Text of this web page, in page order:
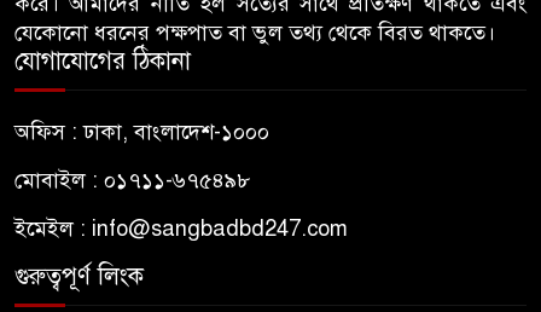
মারধর
সাবেক শিবির সভাপতির কড়া বার্তা
৭
ছাত্রলীগ কর্মীকে ছেড়ে দিতে জাকসু
৮
যেকোনো ধরনের পক্ষপাত বা ভুল তথ্য থেকে বিরত থাকতে।
যোগাযোগের ঠিকানা
অফিস : ঢাকা, বাংলাদেশ-১০০০
মোবাইল : ০১৭১১-৬৭৫৪৯৮
ইমেইল : info@sangbadbd247.com
গুরুত্বপূর্ণ লিংক